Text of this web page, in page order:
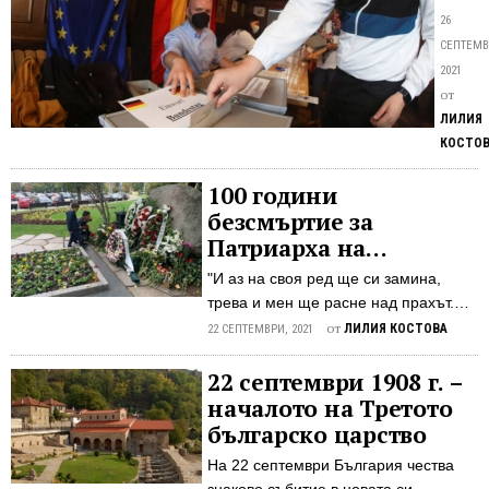
в
от
е
между
двете
(CDU/
и
– на
в
26
2021
от
ЛИЛИЯ
100 години
безсмъртие за
Патриарха на
българската
литература
"И аз на своя ред ще си замина,
трева и мен ще расне над прахът.
Един ще жали, друг ще ме проклина,
Не ме смущава див вой от омрази,
не стряска ме на завистта гневът —
спокойно гледам в бъдещето ази:
там мойте песни все ще се четат. Те
жив са отклик на духа народни, а той
22 СЕПТЕМВРИ, 2021 от ЛИЛИЯ КОСТОВА
22 септември 1908 г. –
началото на Третото
българско царство
На 22 септември България чества